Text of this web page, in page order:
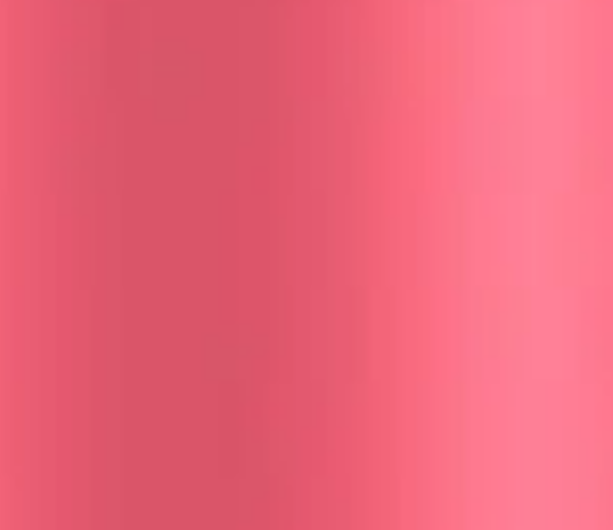
cabelludo para el crecimiento.
caída inflamatoria.
a DHT sin efectos sistémicos.